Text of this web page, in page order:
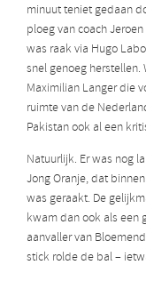
minuut teniet gedaan
ploeg van coach
was raak via Hugo
snel genoeg
Maximilian Langer die
ruimte van de
Pakistan ook al een
Natuurlijk. Er was nog
Jong Oranje, dat
was geraakt. De
kwam dan ook als een
aanvaller van
stick rolde de bal –